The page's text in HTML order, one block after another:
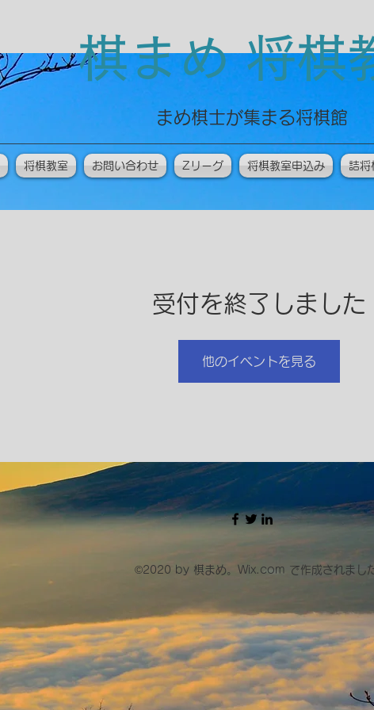
棋まめ 将
​まめ棋士が集まる将棋館
将棋教室 お問い合わせ Zリーグ 将棋教室申込み 詰将
受付を終了しました
他のイベントを見る
©2020 by 棋まめ。Wix.com で作成されました